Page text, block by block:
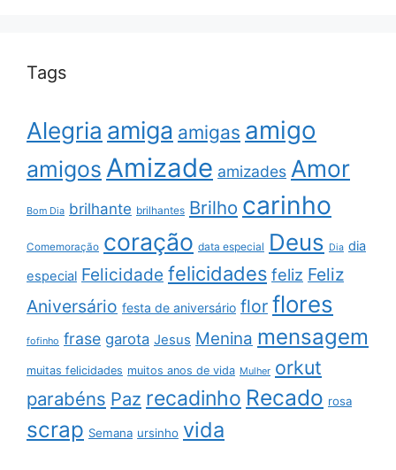
Tags
Alegria amiga amigas amigo
amigos Amizade amizades Amor
Bom Dia brilhante brilhantes Brilho carinho
Comemoração coração data especial Deus Dia dia
especial Felicidade felicidades feliz Feliz
Aniversário festa de aniversário flor flores
fofinho frase garota Jesus Menina mensagem
muitas felicidades muitos anos de vida Mulher orkut
parabéns Paz recadinho Recado rosa
scrap Semana ursinho vida